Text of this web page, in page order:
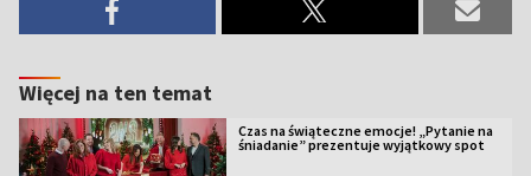
Więcej na ten temat
Czas na świąteczne emocje! „Pytanie na
śniadanie” prezentuje wyjątkowy spot